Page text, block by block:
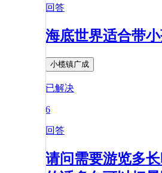
回答
海底世界适合带
小榄镇广成
已解决
6
回答
请问需要游览多